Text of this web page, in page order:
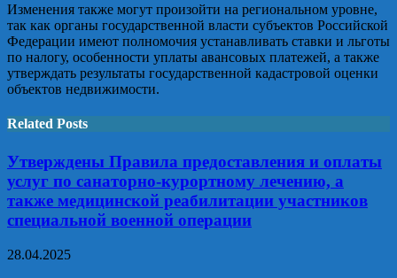
Изменения также могут произойти на региональном уровне,
так как органы государственной власти субъектов Российской
Федерации имеют полномочия устанавливать ставки и льготы
по налогу, особенности уплаты авансовых платежей, а также
утверждать результаты государственной кадастровой оценки
объектов недвижимости.
Related Posts
Утверждены Правила предоставления и оплаты
услуг по санаторно-курортному лечению, а
также медицинской реабилитации участников
специальной военной операции
28.04.2025